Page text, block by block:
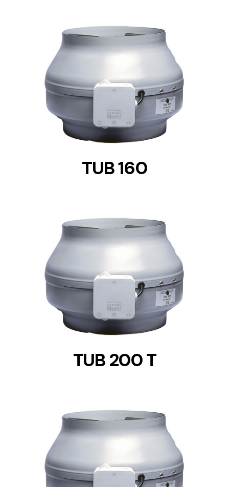
DETAILS
TUB 160
DETAILS
TUB 200 T
DETAILS